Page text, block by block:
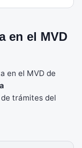
en el MVD
en el MVD de
trámites del